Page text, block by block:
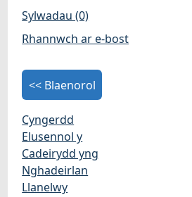
Sylwadau (0)
Rhannwch ar e-bost
<< Blaenorol
Cyngerdd
Elusennol y
Cadeirydd yng
Nghadeirlan
Llanelwy